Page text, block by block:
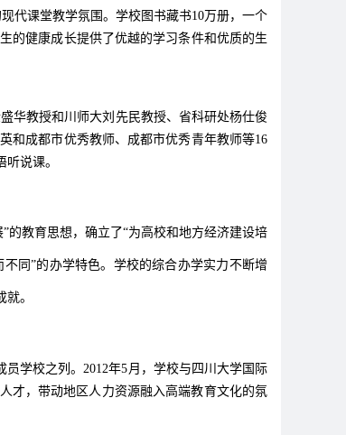
课堂教学氛围。学校图书藏书10万册，一个
的健康成长提供了优越的学习条件和优质的生
教授和川师大刘先民教授、省科研处杨仕俊
和成都市优秀教师、成都市优秀青年教师等16
说课。
教育思想，确立了“为高校和地方经济建设培
同”的办学特色。学校的综合办学实力不断增
。
学校之列。2012年5月，学校与四川大学国际
才，带动地区人力资源融入高端教育文化的氛